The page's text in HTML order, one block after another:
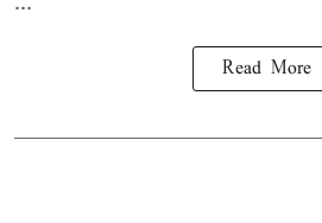
Read More